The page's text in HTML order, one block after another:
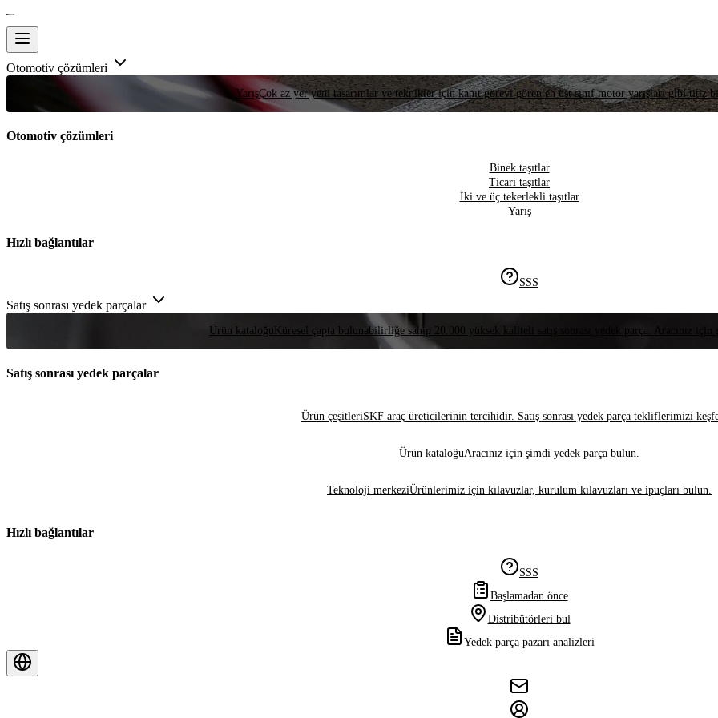
Otomotiv çözümleri
YarışÇok az yer yeni tasarımlar ve teknikler için kanıt görevi gören en üst sınıf motor yarışları gibi titiz
Otomotiv çözümleri
Binek taşıtlar
Ticari taşıtlar
İki ve üç tekerlekli taşıtlar
Yarış
Hızlı bağlantılar
SSS
Satış sonrası yedek parçalar
Ürün kataloğu Küresel çapta bulunabilirliğe sahip 20.000 yüksek kaliteli satış sonrası yedek parça. Aracınız
Satış sonrası yedek parçalar
Ürün çeşitleriSKF araç üreticilerinin tercihidir. Satış sonrası yedek parça tekliflerimizi
Ürün kataloğuAracınız için şimdi yedek parça bulun.
Teknoloji merkeziÜrünlerimiz için kılavuzlar, kurulum kılavuzları ve ipuçları bulun.
Hızlı bağlantılar
SSS
Başlamadan önce
Distribütörleri bul
Yedek parça pazarı analizleri